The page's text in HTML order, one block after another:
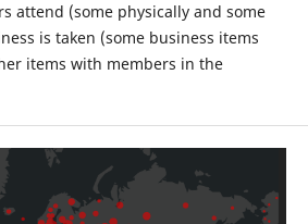
attend (some physically and some
is taken (some business items
items with members in the